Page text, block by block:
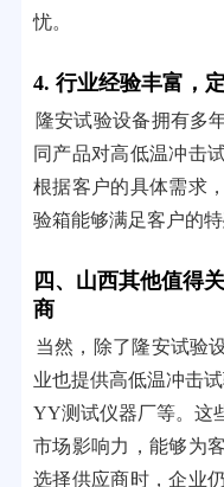
忧。
4. 行业经验丰富，
隆安试验设备拥有多
同产品对高低温冲击
根据客户的具体需求
验箱能够满足客户的特
四、山西其他值得
商
当然，除了隆安试验
业也提供高低温冲击
YY测试仪器厂等。这
市场影响力，能够为
选择供应商时，企业